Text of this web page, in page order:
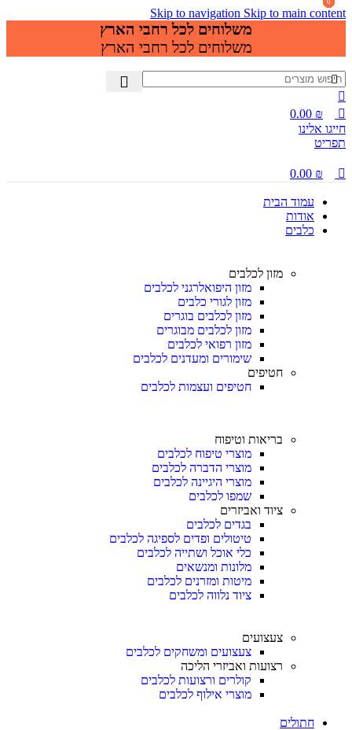
Skip to navigation Skip to main content
משלוחים לכל רחבי הארץ
משלוחים לכל רחבי הארץ
0
0.00 ₪
חייגו אלינו
תפריט
0
0.00 ₪
עמוד הבית
אודות
כלבים
מזון לכלבים
מזון היפואלרגני לכלבים
מזון לגורי כלבים
מזון לכלבים בוגרים
מזון לכלבים מבוגרים
מזון רפואי לכלבים
שימורים ומעדנים לכלבים
חטיפים
חטיפים ועצמות לכלבים
בריאות וטיפוח
מוצרי טיפוח לכלבים
מוצרי הדברה לכלבים
מוצרי היגיינה לכלבים
שמפו לכלבים
ציוד ואביזרים
בגדים לכלבים
טיטולים ופדים לספיגה לכלבים
כלי אוכל ושתייה לכלבים
מלונות ומנשאים
מיטות ומזרנים לכלבים
ציוד נלווה לכלבים
צעצועים
צעצועים ומשחקים לכלבים
רצועות ואביזרי הליכה
קולרים ורצועות לכלבים
מוצרי אילוף לכלבים
חתולים
0